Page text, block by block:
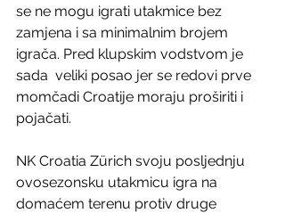
se ne mogu igrati utakmice bez
zamjena i sa minimalnim brojem
igrača. Pred klupskim vodstvom je
sada  veliki posao jer se redovi prve
momčadi Croatije moraju proširiti i
pojačati.
NK Croatia Zürich svoju posljednju
ovosezonsku utakmicu igra na
domaćem terenu protiv druge